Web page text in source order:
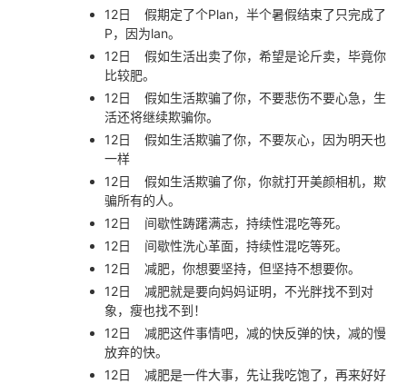
12日
假期定了个Plan，半个暑假结束了只完成了
P，因为lan。
12日
假如生活出卖了你，希望是论斤卖，毕竟你
比较肥。
12日
假如生活欺骗了你，不要悲伤不要心急，生
活还将继续欺骗你。
12日
假如生活欺骗了你，不要灰心，因为明天也
一样
12日
假如生活欺骗了你，你就打开美颜相机，欺
骗所有的人。
12日
间歇性踌躇满志，持续性混吃等死。
12日
间歇性洗心革面，持续性混吃等死。
12日
减肥，你想要坚持，但坚持不想要你。
12日
减肥就是要向妈妈证明，不光胖找不到对
象，瘦也找不到！
12日
减肥这件事情吧，减的快反弹的快，减的慢
放弃的快。
12日
减肥是一件大事，先让我吃饱了，再来好好